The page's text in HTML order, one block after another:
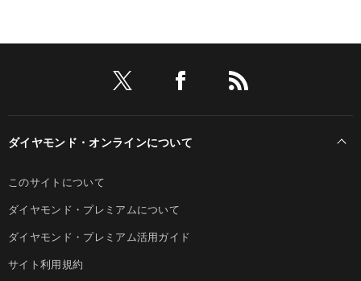
ダイヤモンド・オンラインについて
このサイトについて
ダイヤモンド・プレミアムについて
ダイヤモンド・プレミアム活用ガイド
サイト利用規約